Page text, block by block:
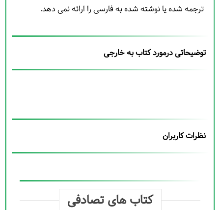
ترجمه شده یا نوشته شده به فارسی را ارائه نمی دهد.
توضیحاتی درمورد کتاب به خارجی
نظرات کاربران
کتاب های تصادفی